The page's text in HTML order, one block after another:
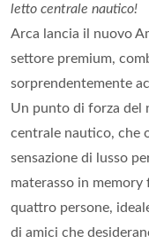
letto centrale nautico!
Arca lancia il nuovo
settore premium,
sorprendentemente
Un punto di forza del
centrale nautico, che
sensazione di lusso
materasso in
quattro persone,
di amici che